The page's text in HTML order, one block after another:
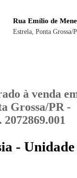
Rua Emílio de
Estrela, Ponta Grossa/
à venda
Grossa/PR -
2072869.001
- Unidade